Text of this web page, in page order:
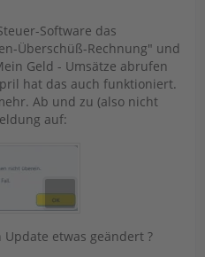
Software das
Überschüß-Rechnung" und
Geld - Umsätze abrufen
hat das auch funktioniert.
Ab und zu (also nicht
auf:
etwas geändert ?